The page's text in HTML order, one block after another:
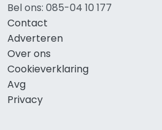
Bel ons: 085-04 10 177
Contact
Adverteren
Over ons
Cookieverklaring
Avg
Privacy